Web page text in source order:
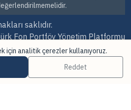
saklıdır.
Fon Portföy Yönetim Platformu
Sürüm Tarihi: 07.08.2026 09:25
Veri Kaynakları·
için analitik çerezler kullanıyoruz.
Reddet